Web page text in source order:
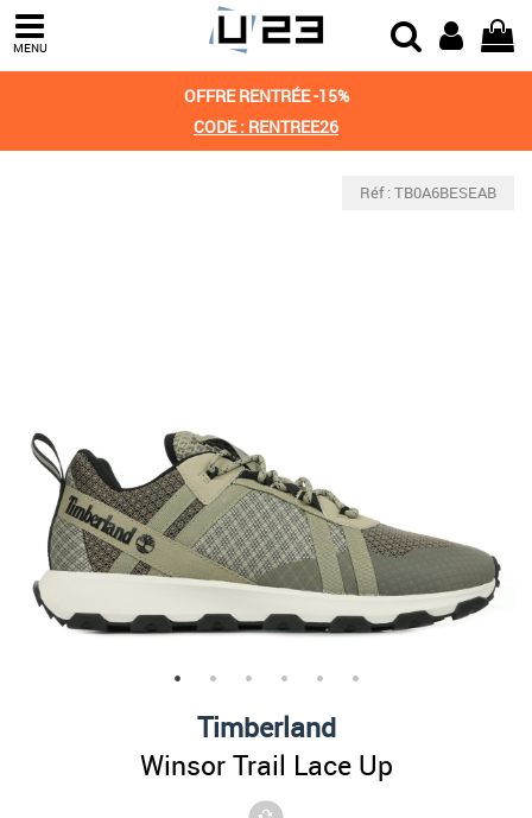
MENU
OFFRE RENTRÉE -15%
CODE : RENTREE26
Réf : TB0A6BESEAB
Timberland
Winsor Trail Lace Up